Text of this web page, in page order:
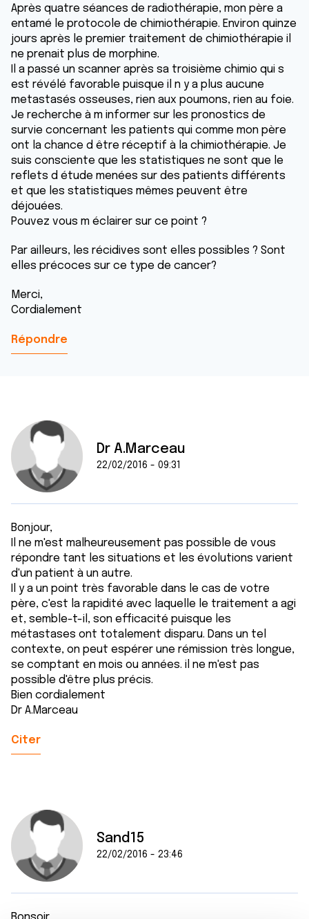
Après quatre séances de radiothérapie, mon père a
entamé le protocole de chimiothérapie. Environ quinze
jours après le premier traitement de chimiothérapie il
ne prenait plus de morphine.
Il a passé un scanner après sa troisième chimio qui s
est révélé favorable puisque il n y a plus aucune
metastasés osseuses, rien aux poumons, rien au foie.
Je recherche à m informer sur les pronostics de
survie concernant les patients qui comme mon père
ont la chance d être réceptif à la chimiothérapie. Je
suis consciente que les statistiques ne sont que le
reflets d étude menées sur des patients différents
et que les statistiques mêmes peuvent être
déjouées.
Pouvez vous m éclairer sur ce point ?
Par ailleurs, les récidives sont elles possibles ? Sont
elles précoces sur ce type de cancer?
Merci,
Cordialement
Répondre
Dr A.Marceau
22/02/2016 - 09:31
Bonjour,
Il ne m'est malheureusement pas possible de vous
répondre tant les situations et les évolutions varient
d'un patient à un autre.
Il y a un point très favorable dans le cas de votre
père, c'est la rapidité avec laquelle le traitement a agi
et, semble-t-il, son efficacité puisque les
métastases ont totalement disparu. Dans un tel
contexte, on peut espérer une rémission très longue,
se comptant en mois ou années. il ne m'est pas
possible d'être plus précis.
Bien cordialement
Dr A.Marceau
Citer
Sand15
22/02/2016 - 23:46